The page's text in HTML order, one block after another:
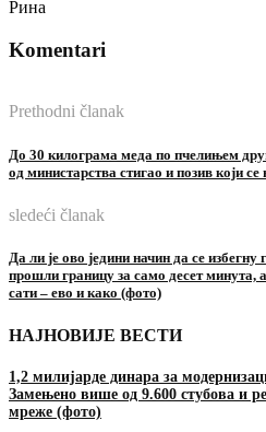
Рина
Komentari
Prethodni članak
До 30 килограма меда по пчелињем
од министарства стигао и позив који се
sledeći članak
Да ли је ово једини начин да се
прошли границу за само десет минута,
сати – ево и како (фото)
НАЈНОВИЈЕ ВЕСТИ
1,2 милијарде динара за
Замењено више од 9.600 стубова и
мреже (фото)